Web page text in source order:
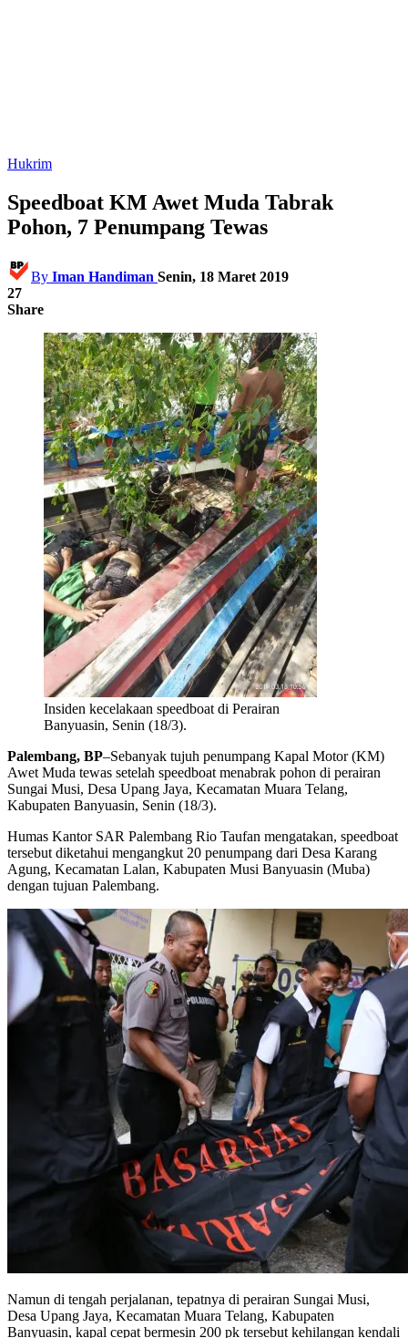
Hukrim
Speedboat KM Awet Muda Tabrak
Pohon, 7 Penumpang Tewas
By Iman Handiman Senin, 18 Maret 2019
27
Share
Insiden kecelakaan speedboat di Perairan
Banyuasin, Senin (18/3).
Palembang, BP–Sebanyak tujuh penumpang Kapal Motor (KM)
Awet Muda tewas setelah speedboat menabrak pohon di perairan
Sungai Musi, Desa Upang Jaya, Kecamatan Muara Telang,
Kabupaten Banyuasin, Senin (18/3).
Humas Kantor SAR Palembang Rio Taufan mengatakan, speedboat
tersebut diketahui mengangkut 20 penumpang dari Desa Karang
Agung, Kecamatan Lalan, Kabupaten Musi Banyuasin (Muba)
dengan tujuan Palembang.
Namun di tengah perjalanan, tepatnya di perairan Sungai Musi,
Desa Upang Jaya, Kecamatan Muara Telang, Kabupaten
Banyuasin, kapal cepat bermesin 200 pk tersebut kehilangan kendali